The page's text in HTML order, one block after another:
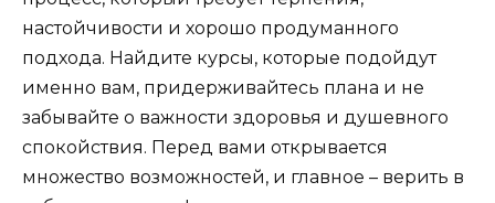
настойчивости и хорошо продуманного
подхода. Найдите курсы, которые подойдут
именно вам, придерживайтесь плана и не
забывайте о важности здоровья и душевного
спокойствия. Перед вами открывается
множество возможностей, и главное – верить в